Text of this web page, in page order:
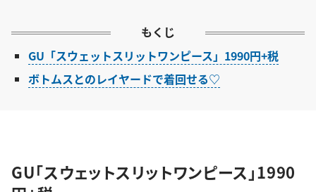
もくじ
GU「スウェットスリットワンピース」1990円+税
ボトムスとのレイヤードで着回せる♡
GU「スウェットスリットワンピース」1990